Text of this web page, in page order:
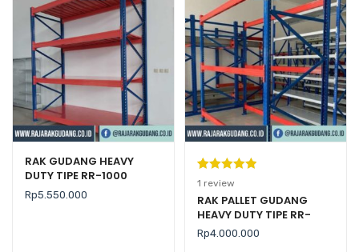
RAK GUDANG HEAVY
DUTY TIPE RR-1000
Rp5.550.000
Peringkat
5.00dari 5
berdasarka
n
1
penilaian
1 review
RAK PALLET GUDANG
HEAVY DUTY TIPE RR-
2000 KAPASITAS 2 TON /
LEVEL
Rp4.000.000